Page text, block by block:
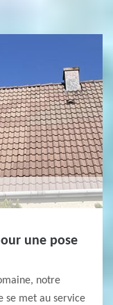
une pose
notre
se met au service